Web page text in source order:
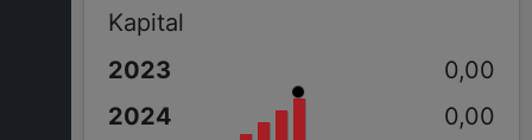
Kapital
0,00
0,00